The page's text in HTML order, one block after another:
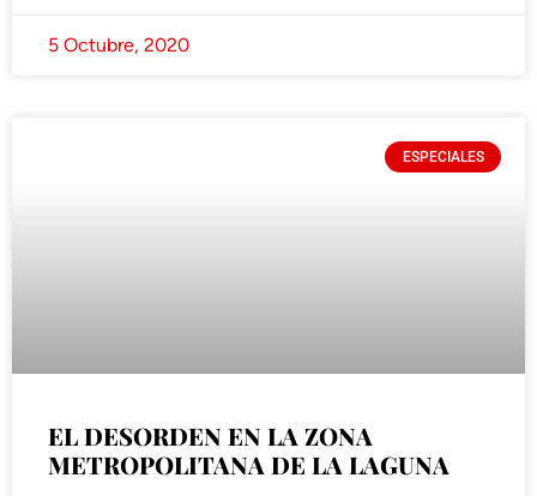
5 Octubre, 2020
ESPECIALES
EL DESORDEN EN LA ZONA
METROPOLITANA DE LA LAGUNA